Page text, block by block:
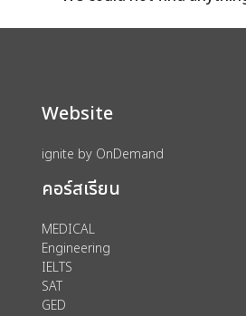
assignment ลงทะเบียน
Website
ignite by OnDemand
คอร์สเรียน
MEDICAL
Engineering
IELTS
SAT
GED